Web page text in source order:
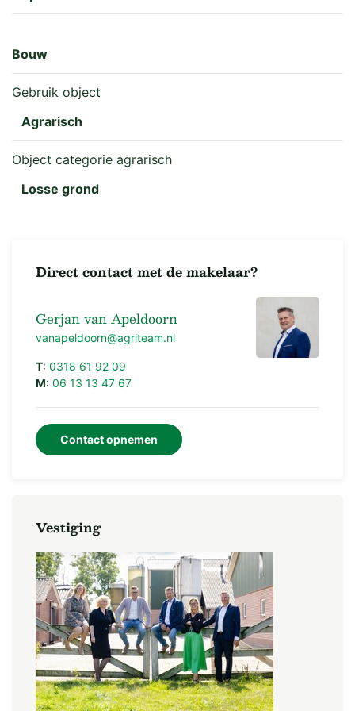
Bouw
Gebruik object
Agrarisch
Object categorie agrarisch
Losse grond
Direct contact met de makelaar?
Gerjan van Apeldoorn
vanapeldoorn@agriteam.nl
T: 0318 61 92 09
M: 06 13 13 47 67
Contact opnemen
Vestiging